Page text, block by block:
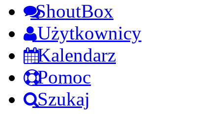
ShoutBox
Użytkownicy
Kalendarz
Pomoc
Szukaj